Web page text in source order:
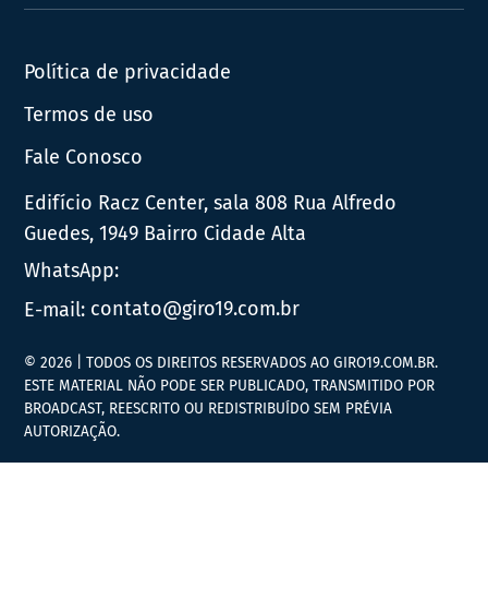
Política de privacidade
Termos de uso
Fale Conosco
Edifício Racz Center, sala 808 Rua Alfredo
Guedes, 1949 Bairro Cidade Alta
WhatsApp:
E-mail: contato@giro19.com.br
© 2026 | TODOS OS DIREITOS RESERVADOS AO GIRO19.COM.BR.
ESTE MATERIAL NÃO PODE SER PUBLICADO, TRANSMITIDO POR
BROADCAST, REESCRITO OU REDISTRIBUÍDO SEM PRÉVIA
AUTORIZAÇÃO.